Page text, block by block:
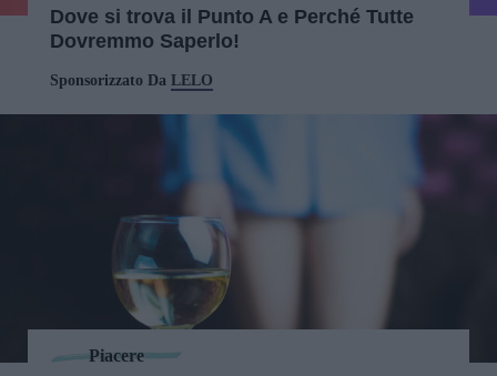
Dove si trova il Punto A e Perché Tutte
Dovremmo Saperlo!
Sponsorizzato Da LELO
Piacere